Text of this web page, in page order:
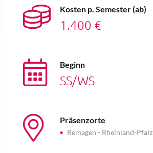
Kosten p. Semester (ab)
1.400 €
Beginn
SS/WS
Präsenzorte
Remagen - Rheinland-Pfalz